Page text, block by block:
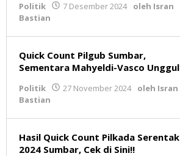
Politik 7 Desember 2024 oleh Isran
Bastian
Quick Count Pilgub Sumbar,
Sementara Mahyeldi-Vasco Unggul
Politik 27 November 2024 oleh Isran
Bastian
Hasil Quick Count Pilkada Serentak
2024 Sumbar, Cek di Sini!!